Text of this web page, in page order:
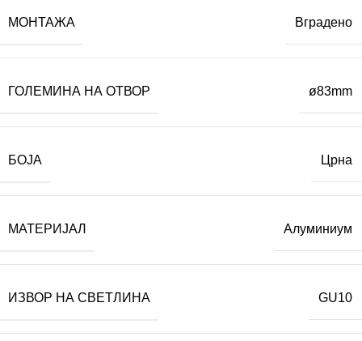
МОНТАЖА Вградено
ГОЛЕМИНА НА ОТВОР ø83mm
БОЈА Црна
МАТЕРИЈАЛ Алуминиум
ИЗВОР НА СВЕТЛИНА GU10